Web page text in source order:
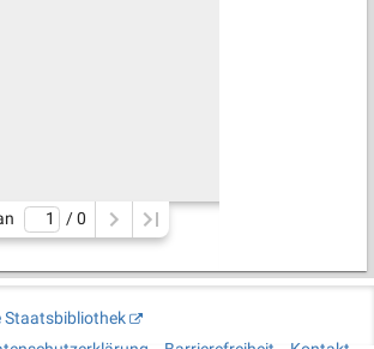
/ 0
Staatsbibliothek